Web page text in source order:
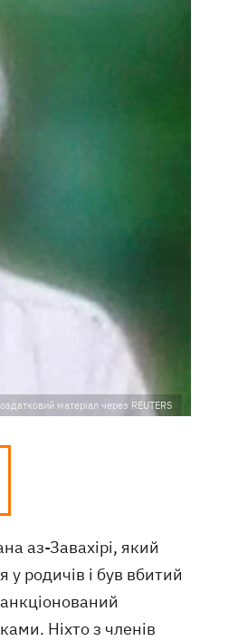
матеріал через REUTERS
аз-Завахірі, який
у родичів і був вбитий
Ніхто з членів